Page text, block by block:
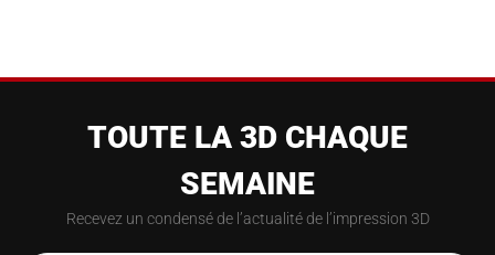
TOUTE LA 3D CHAQUE
SEMAINE
Recevez un condensé de l’actualité de l’impression 3D